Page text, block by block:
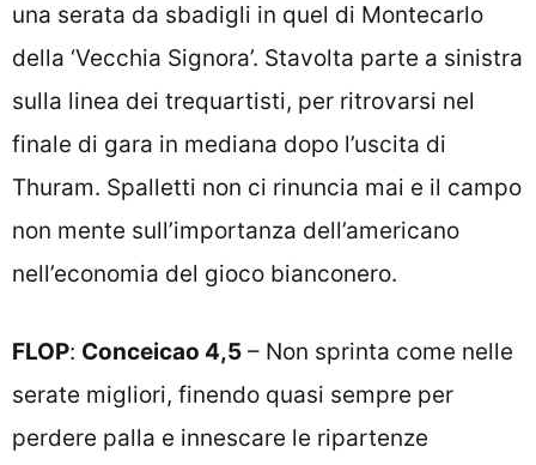
una serata da sbadigli in quel di Montecarlo
della ‘Vecchia Signora’. Stavolta parte a sinistra
sulla linea dei trequartisti, per ritrovarsi nel
finale di gara in mediana dopo l’uscita di
Thuram. Spalletti non ci rinuncia mai e il campo
non mente sull’importanza dell’americano
nell’economia del gioco bianconero.
FLOP: Conceicao 4,5 – Non sprinta come nelle
serate migliori, finendo quasi sempre per
perdere palla e innescare le ripartenze